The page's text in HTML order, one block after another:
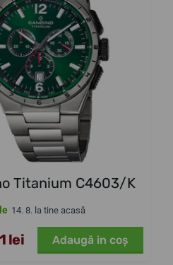
Titanium C4603/K
14. 8. la tine acasă
lei Adaugă in coş